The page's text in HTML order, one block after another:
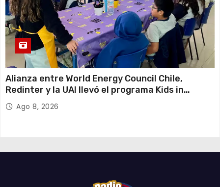
Alianza entre World Energy Council Chile,
Redinter y la UAI llevó el programa Kids in
Energy a Arica y Pozo Almonte
Ago 8, 2026